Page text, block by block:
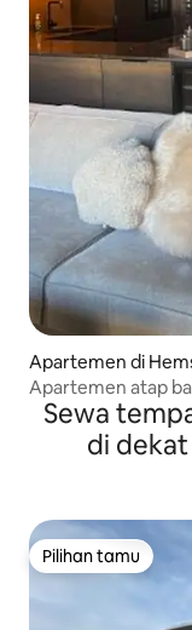
Apartemen di
Apartemen atap
Sewa
di
Pilihan tamu
Pilihan tamu